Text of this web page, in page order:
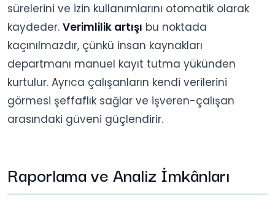
sürelerini ve izin kullanımlarını otomatik olarak
kaydeder. Verimlilik artışı bu noktada
kaçınılmazdır, çünkü insan kaynakları
departmanı manuel kayıt tutma yükünden
kurtulur. Ayrıca çalışanların kendi verilerini
görmesi şeffaflık sağlar ve işveren-çalışan
arasındaki güveni güçlendirir.
Raporlama ve Analiz İmkânları